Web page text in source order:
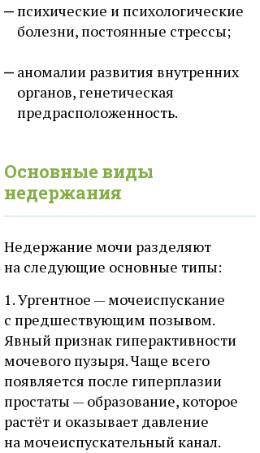
психические и психологические
болезни, постоянные стрессы;
аномалии развития внутренних
органов, генетическая
предрасположенность.
Основные виды
недержания
Недержание мочи разделяют
на следующие основные типы:
1. Ургентное — мочеиспускание
с предшествующим позывом.
Явный признак гиперактивности
мочевого пузыря. Чаще всего
появляется после гиперплазии
простаты — образование, которое
растёт и оказывает давление
на мочеиспускательный канал.